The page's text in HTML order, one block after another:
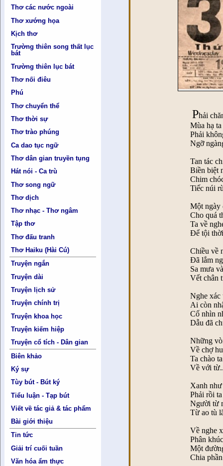
Thơ các nước ngoài
Thơ xướng họa
Kịch thơ
Trường thiên song thất lục
bát
Trường thiên lục bát
Thơ nối điêu
Phú
Thơ chuyển thể
Thơ thời sự
Thơ trào phúng
Ca dao tục ngữ
Thơ dân gian truyền tụng
Hát nói - Ca trù
Thơ song ngữ
Thơ dịch
Thơ nhạc - Thơ ngâm
Tập thơ
Thơ đấu tranh
Thơ Haiku (Hài Cú)
Truyện ngắn
Truyện dài
Truyện lịch sử
Truyện chính trị
Truyện khoa học
Truyện kiếm hiệp
Truyện cổ tích - Dân gian
Biên khảo
Ký sự
Tùy bút - Bút ký
Tiểu luận - Tạp bút
Viết về tác giả & tác phẩm
Bài giới thiệu
Tin tức
Giải trí cuối tuần
Văn hóa ẩm thực
Phải
Mùa hạ
Phải
Ngỡ
Tan tác
Biền biệt
Chim
Tiếc núi
Một
Cho quá
Ta về
Để tội
Chiều về
Đã lắm
Sa mưa
Vết chân
Nghe xác
Ai còn
Cố nhìn
Dẫu đã
Những
Về chợ
Ta chào
Về với
Xanh
Phải rồi
Người từ
Từ ao tù
Về nghe
Phân
Một
Chia